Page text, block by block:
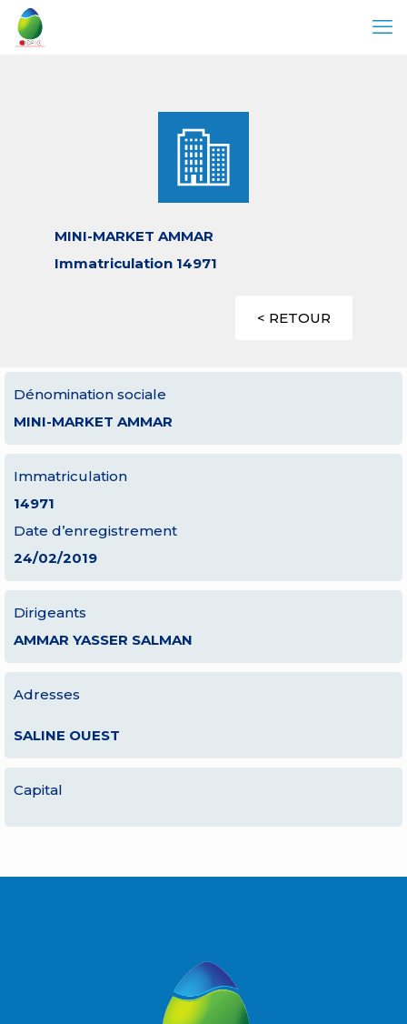
MINI-MARKET AMMAR
Immatriculation 14971
< RETOUR
Dénomination sociale
MINI-MARKET AMMAR
Immatriculation
14971
Date d’enregistrement
24/02/2019
Dirigeants
AMMAR YASSER SALMAN
Adresses
SALINE OUEST
Capital